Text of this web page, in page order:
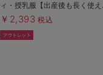
ィ・授乳服【出産後も長く使え
る】
￥2,393 税込